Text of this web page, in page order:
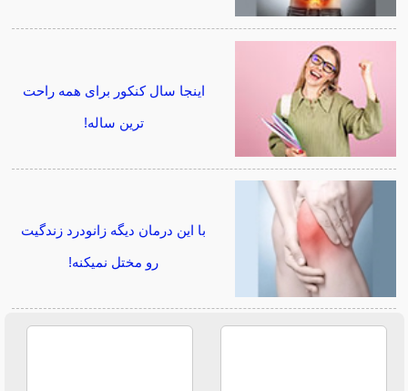
اینجا سال کنکور برای همه راحت
ترین ساله!
با این درمان دیگه زانودرد زندگیت
رو مختل نمیکنه!